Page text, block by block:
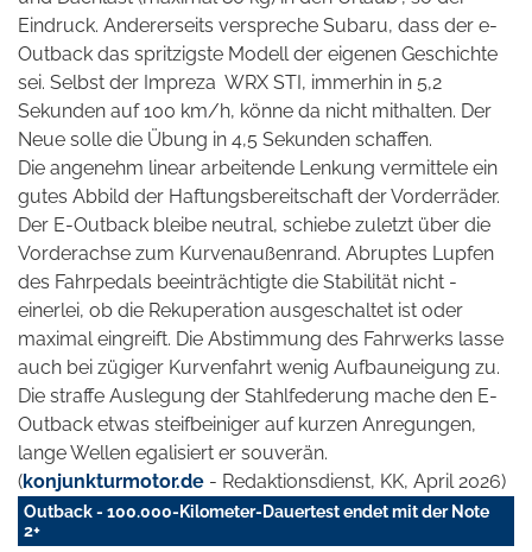
Eindruck. Andererseits verspreche Subaru, dass der e-
Outback das spritzigste Modell der eigenen Geschichte
sei. Selbst der Impreza WRX STI, immerhin in 5,2
Sekunden auf 100 km/h, könne da nicht mithalten. Der
Neue solle die Übung in 4,5 Sekunden schaffen.
Die angenehm linear arbeitende Lenkung vermittele ein
gutes Abbild der Haftungsbereitschaft der Vorderräder.
Der E-Outback bleibe neutral, schiebe zuletzt über die
Vorderachse zum Kurvenaußenrand. Abruptes Lupfen
des Fahrpedals beeinträchtigte die Stabilität nicht -
einerlei, ob die Rekuperation ausgeschaltet ist oder
maximal eingreift. Die Abstimmung des Fahrwerks lasse
auch bei zügiger Kurvenfahrt wenig Aufbauneigung zu.
Die straffe Auslegung der Stahlfederung mache den E-
Outback etwas steifbeiniger auf kurzen Anregungen,
lange Wellen egalisiert er souverän.
(konjunkturmotor.de - Redaktionsdienst, KK, April 2026)
Outback - 100.000-Kilometer-Dauertest endet mit der Note
2+